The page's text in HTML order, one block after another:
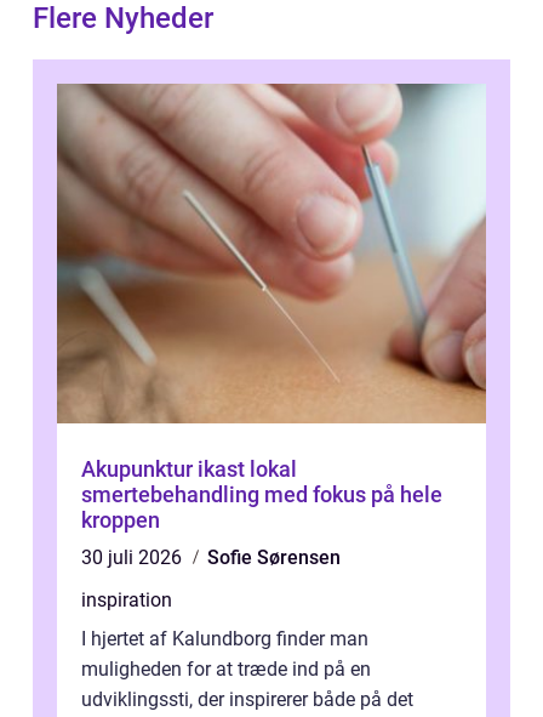
Flere Nyheder
Akupunktur ikast lokal
smertebehandling med fokus på hele
kroppen
30 juli 2026
Sofie Sørensen
inspiration
I hjertet af Kalundborg finder man
muligheden for at træde ind på en
udviklingssti, der inspirerer både på det